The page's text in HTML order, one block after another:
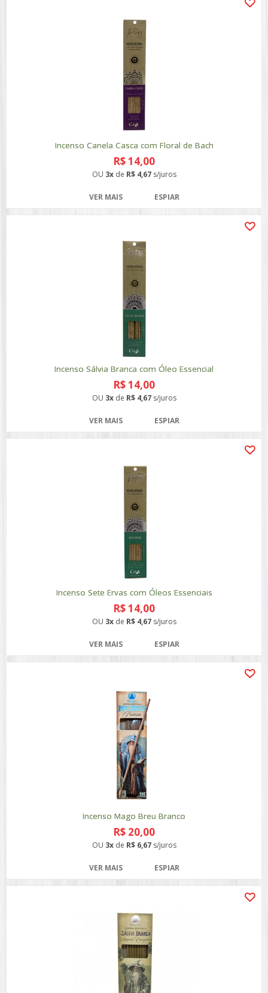
Incenso Canela Casca com Floral de Bach
R$ 14,00
OU 3xde R$ 4,67s/juros
VER MAIS ESPIAR
Incenso Sálvia Branca com Óleo Essencial
R$ 14,00
OU 3xde R$ 4,67s/juros
VER MAIS ESPIAR
Incenso Sete Ervas com Óleos Essenciais
R$ 14,00
OU 3xde R$ 4,67s/juros
VER MAIS ESPIAR
Incenso Mago Breu Branco
R$ 20,00
OU 3xde R$ 6,67s/juros
VER MAIS ESPIAR